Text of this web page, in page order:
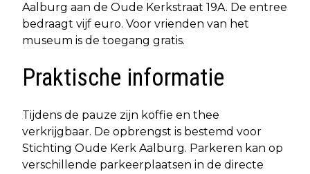
Aalburg aan de Oude Kerkstraat 19A. De entree
bedraagt vijf euro. Voor vrienden van het
museum is de toegang gratis.
Praktische informatie
Tijdens de pauze zijn koffie en thee
verkrijgbaar. De opbrengst is bestemd voor
Stichting Oude Kerk Aalburg. Parkeren kan op
verschillende parkeerplaatsen in de directe